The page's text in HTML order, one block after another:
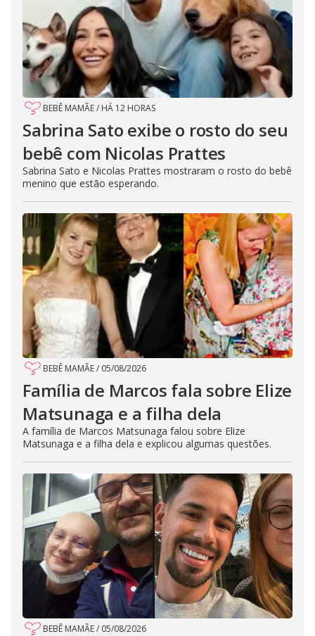
BEBÊ MAMÃE/ HÁ 12 HORAS
Sabrina Sato exibe o rosto do seu
bebê com Nicolas Prattes
Sabrina Sato e Nicolas Prattes mostraram o rosto do bebê
menino que estão esperando.
BEBÊ MAMÃE/ 05/08/2026
Família de Marcos fala sobre Elize
Matsunaga e a filha dela
A família de Marcos Matsunaga falou sobre Elize
Matsunaga e a filha dela e explicou algumas questões.
BEBÊ MAMÃE/ 05/08/2026